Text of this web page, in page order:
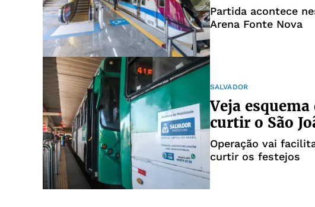
Partida acontece
Arena Fonte Nova
SALVADOR
Veja
curtir o São
Operação vai
curtir os festejos